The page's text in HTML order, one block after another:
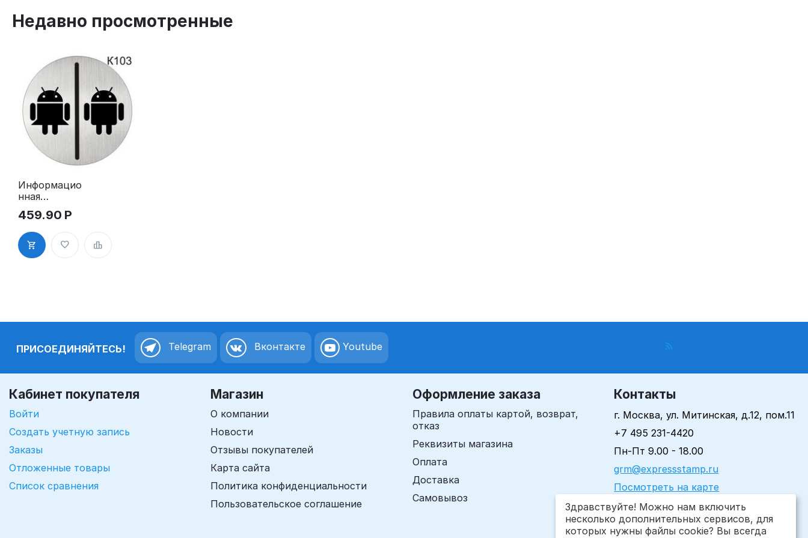
Недавно просмотренные
Информацио
нная
табличка
«Туалет»
надпись на
дверь
пиктограмма
459.90 Р
ПРИСОЕДИНЯЙТЕСЬ! Telegram Вконтакте Youtube
Кабинет покупателя
Войти
Создать учетную запись
Заказы
Отложенные товары
Список сравнения
Магазин
О компании
Новости
Отзывы покупателей
Карта сайта
Политика конфиденциальности
Пользовательское соглашение
Оформление заказа
Правила оплаты картой, возврат,
отказ
Реквизиты магазина
Оплата
Доставка
Самовывоз
Контакты
г. Москва, ул. Митинская, д.12, пом.11
+7 495 231-4420
Пн-Пт 9.00 - 18.00
grm@expressstamp.ru
Посмотреть на карте
Здравствуйте! Можно нам включить
несколько дополнительных сервисов, для
которых нужны файлы cookie? Вы всегда